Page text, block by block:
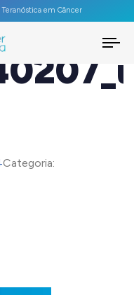
em Câncer
Categoria: